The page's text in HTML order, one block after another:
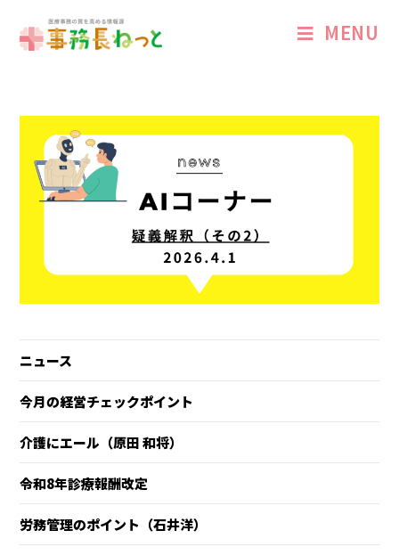
MENU
ニュース
今月の経営チェックポイント
介護にエール（原田 和将）
令和8年診療報酬改定
労務管理のポイント（石井洋）